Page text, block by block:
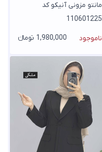
مانتو مزونی آنیکو کد
110601225
ناموجود 1,980,000 تومانء